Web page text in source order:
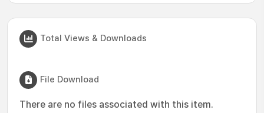
Total Views & Downloads
File Download
There are no files associated with this item.